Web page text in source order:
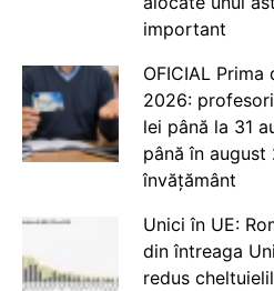
important
OFICIAL
2026:
lei până la 31
până în august
învățământ
Unici în UE:
din întreaga
redus